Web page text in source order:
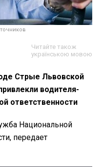
Читайте також
українською мовою
Стрые Львовской
водителя-
ответственности
Национальной
передает